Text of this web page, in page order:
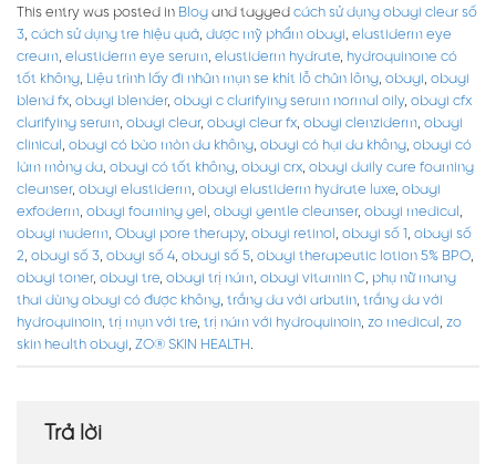
This entry was posted in Blog and tagged cách sử dụng obagi clear số
3, cách sử dụng tre hiệu quả, dược mỹ phẩm obagi, elastiderm eye
cream, elastiderm eye serum, elastiderm hydrate, hydroquinone có
tốt không, Liệu trình lấy đi nhân mụn se khít lỗ chân lông, obagi, obagi
blend fx, obagi blender, obagi c clarifying serum normal oily, obagi cfx
clarifying serum, obagi clear, obagi clear fx, obagi clenziderm, obagi
clinical , obagi có bào mòn da không, obagi có hại da không, obagi có
làm mỏng da, obagi có tốt không, obagi crx, obagi daily care foaming
cleanser, obagi elastiderm, obagi elastiderm hydrate luxe, obagi
exfoderm, obagi foaming gel , obagi gentle cleanser, obagi medical ,
obagi nuderm, Obagi pore therapy, obagi retinol , obagi số 1 , obagi số
2, obagi số 3, obagi số 4, obagi số 5, obagi therapeutic lotion 5% BPO,
obagi toner, obagi tre, obagi trị nám, obagi vitamin C, phụ nữ mang
thai dùng obagi có được không, trắng da với arbutin, trắng da với
hydroquinoin, trị mụn với tre, trị nám với hydroquinoin, zo medical , zo
skin health obagi, ZO® SKIN HEALTH.
Trả lời